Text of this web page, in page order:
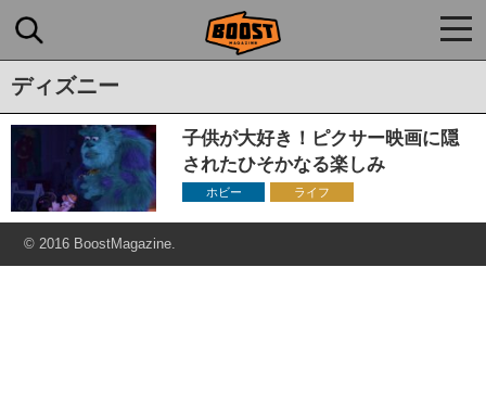
ディズニー
子供が大好き！ピクサー映画に隠
されたひそかなる楽しみ
ホビー ライフ
© 2016 BoostMagazine.